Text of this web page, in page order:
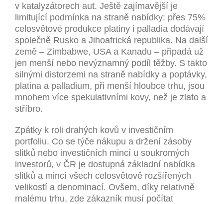
v katalyzátorech aut. Ještě zajímavější je
limitující podmínka na straně nabídky: přes 75%
celosvětové produkce platiny i palladia dodávají
společně Rusko a Jihoafrická republika. Na další
země – Zimbabwe, USA a Kanadu – připadá už
jen menší nebo nevýznamný podíl těžby. S takto
silnými distorzemi na straně nabídky a poptávky,
platina a palladium, při menší hloubce trhu, jsou
mnohem více spekulativními kovy, než je zlato a
stříbro.
Zpátky k roli drahých kovů v investičním
portfoliu. Co se týče nákupu a držení zásoby
slitků nebo investičních mincí u soukromých
investorů, v ČR je dostupná základní nabídka
slitků a mincí všech celosvětově rozšířených
velikostí a denominací. Ovšem, díky relativně
malému trhu, zde zákazník musí počítat